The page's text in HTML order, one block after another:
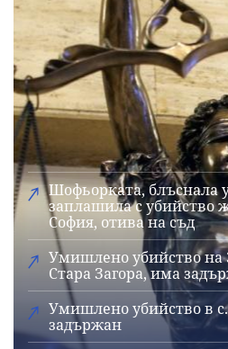
Шофьорката, блъснала
заплашила с убийство
София, отива на съд
Умишлено убийство
Стара Загора, има
Умишлено убийство в
задържан